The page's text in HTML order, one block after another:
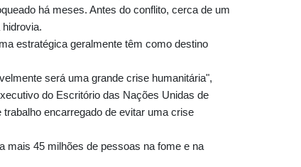
há meses. Antes do conflito, cerca de um
estratégica geralmente têm como destino
será uma grande crise humanitária",
do Escritório das Nações Unidas de
encarregado de evitar uma crise
mais 45 milhões de pessoas na fome e na